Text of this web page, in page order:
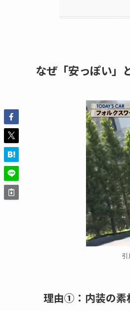
なぜ「安っぽい」
引
理由①：内装の素